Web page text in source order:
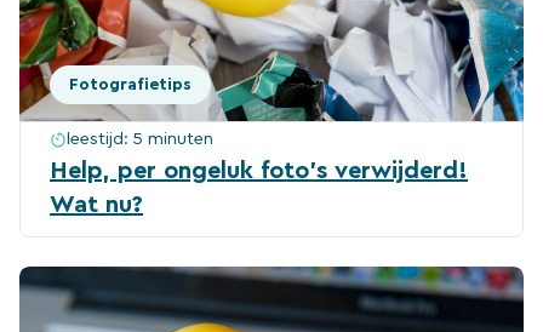
Fotografietips
leestijd: 5 minuten
Help, per ongeluk foto’s verwijderd!
Wat nu?